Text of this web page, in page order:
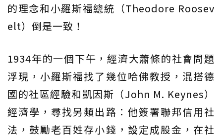
的理念和小羅斯福總統（Theodore Roosev
elt）倒是一致！
1934年的一個下午，經濟大蕭條的社會問題
浮現，小羅斯福找了幾位哈佛教授，混搭德
國的社區經驗和凱因斯（John M. Keynes）
經濟學，尋找另類出路：他簽署聯邦信用社
法，鼓勵老百姓存小錢，設定成股金，在社